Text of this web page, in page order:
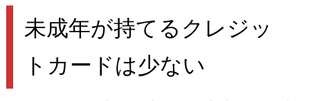
未成年が持てるクレジッ
トカードは少ない